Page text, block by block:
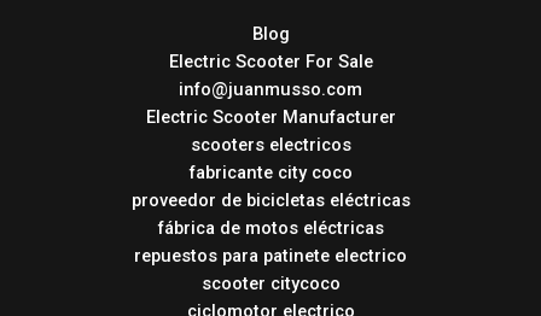
Blog
Electric Scooter For Sale
info@juanmusso.com
Electric Scooter Manufacturer
scooters electricos
fabricante city coco
proveedor de bicicletas eléctricas
fábrica de motos eléctricas
repuestos para patinete electrico
scooter citycoco
ciclomotor electrico